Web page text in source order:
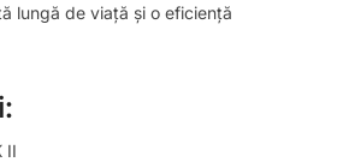
lungă de viață și o eficiență
II